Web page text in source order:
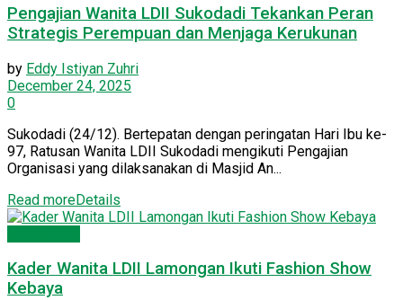
Pengajian Wanita LDII Sukodadi Tekankan Peran
Strategis Perempuan dan Menjaga Kerukunan
by Eddy Istiyan Zuhri
December 24, 2025
0
Sukodadi (24/12). Bertepatan dengan peringatan Hari Ibu ke-
97, Ratusan Wanita LDII Sukodadi mengikuti Pengajian
Organisasi yang dilaksanakan di Masjid An...
Read moreDetails
Kader Wanita LDII Lamongan Ikuti Fashion Show
Kebaya